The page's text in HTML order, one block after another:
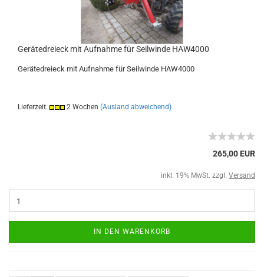
Gerätedreieck mit Aufnahme für Seilwinde HAW4000
Gerätedreieck mit Aufnahme für Seilwinde HAW4000
Lieferzeit: 2 Wochen (Ausland abweichend)
265,00 EUR
inkl. 19% MwSt. zzgl. Versand
IN DEN WARENKORB